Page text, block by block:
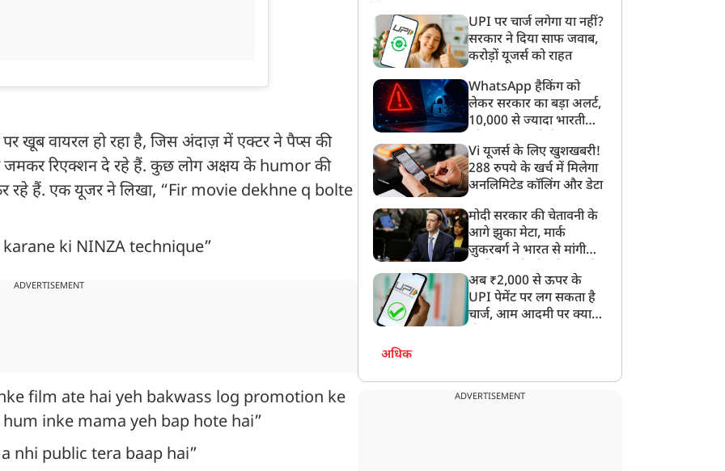
खूब वायरल हो रहा है, जिस अंदाज़ में एक्टर ने पैप्स की
जमकर रिएक्शन दे रहे हैं. कुछ लोग अक्षय के humor की
रहे हैं. एक यूजर ने लिखा, “Fir movie dekhne q bolte
karane ki NINZA technique”
ADVERTISEMENT
film ate hai yeh bakwass log promotion ke
inke mama yeh bap hote hai”
nhi public tera baap hai”
UPI पर चार्ज लगेगा या नहीं?
सरकार ने दिया साफ जवाब,
करोड़ों यूजर्स को राहत
WhatsApp हैकिंग को
लेकर सरकार का बड़ा अलर्ट,
10,000 से ज्यादा भारतीयों
गया
Vi यूजर्स के लिए खुशखबरी!
288 रुपये के खर्च में मिलेगा
अनलिमिटेड कॉलिंग और डेटा
मोदी सरकार की चेतावनी के
आगे झुका मेटा, मार्क
ज़ुकरबर्ग ने भारत से मांगी
अब ₹2,000 से ऊपर के
UPI पेमेंट पर लग सकता है
चार्ज, आम आदमी पर क्या
अधिक
ADVERTISEMENT